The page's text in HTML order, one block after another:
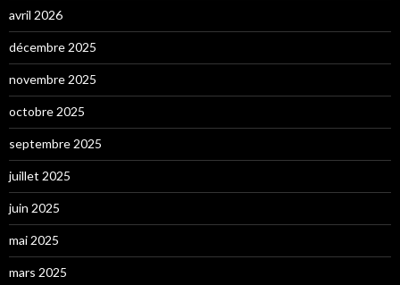
avril 2026
décembre 2025
novembre 2025
octobre 2025
septembre 2025
juillet 2025
juin 2025
mai 2025
mars 2025